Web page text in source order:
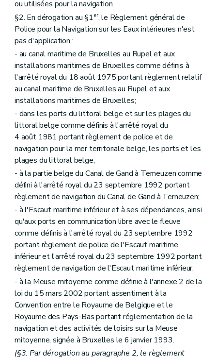
ou utilisées pour la navigation.
§2. En dérogation au §1er, le Règlement général de
Police pour la Navigation sur les Eaux intérieures n'est
pas d'application :
- au canal maritime de Bruxelles au Rupel et aux
installations maritimes de Bruxelles comme définis à
l'arrêté royal du 18 août 1975 portant règlement relatif
au canal maritime de Bruxelles au Rupel et aux
installations maritimes de Bruxelles;
- dans les ports du littoral belge et sur les plages du
littoral belge comme définis à l'arrêté royal du
4 août 1981 portant règlement de police et de
navigation pour la mer territoriale belge, les ports et les
plages du littoral belge;
- à la partie belge du Canal de Gand à Terneuzen comme
défini à l'arrêté royal du 23 septembre 1992 portant
règlement de navigation du Canal de Gand à Terneuzen;
- à l'Escaut maritime inférieur et à ses dépendances, ainsi
qu'aux ports en communication libre avec le fleuve
comme définis à l'arrêté royal du 23 septembre 1992
portant règlement de police de l'Escaut maritime
inférieur et l'arrêté royal du 23 septembre 1992 portant
règlement de navigation de l'Escaut maritime inférieur;
- à la Meuse mitoyenne comme définie à l'annexe 2 de la
loi du 15 mars 2002 portant assentiment à la
Convention entre le Royaume de Belgique et le
Royaume des Pays-Bas portant réglementation de la
navigation et des activités de loisirs sur la Meuse
mitoyenne, signée à Bruxelles le 6 janvier 1993.
(§3. Par dérogation au paragraphe 2, le règlement